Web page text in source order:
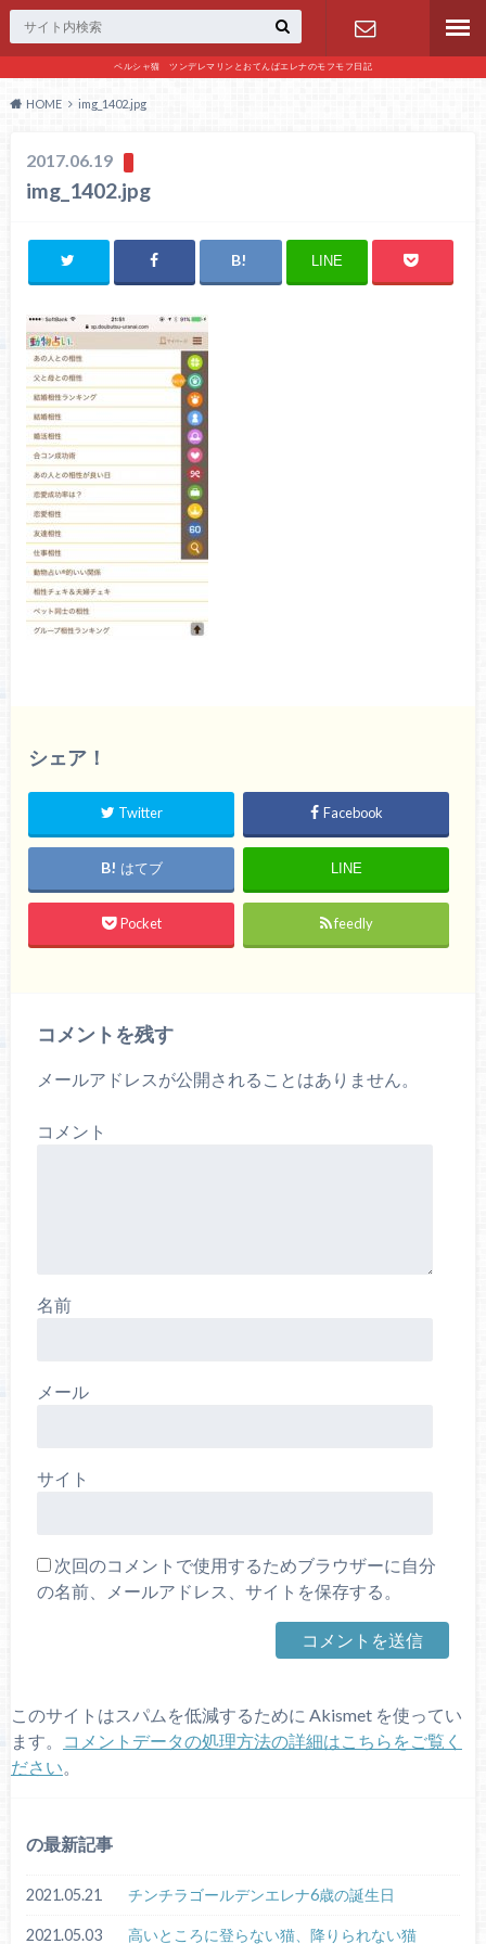
ペルシャ猫 ツンデレマリンとおてんばエレナのモフモフ日記
お問い合わ
HOME img_1402.jpg
2017.06.19
img_1402.jpg
LINE
シェア！
Twitter Facebook
はてブ LINE
Pocket feedly
コメントを残す
メールアドレスが公開されることはありません。
コメント
名前
メール
サイト
次回のコメントで使用するためブラウザーに自分
の名前、メールアドレス、サイトを保存する。
このサイトはスパムを低減するために Akismet を使ってい
ます。
コメントデータの処理方法の詳細はこちらをご覧く
ださい
の最新記事
2021.05.21 チンチラゴールデンエレナ6歳の誕生日
2021.05.03 高いところに登らない猫、降りられない猫